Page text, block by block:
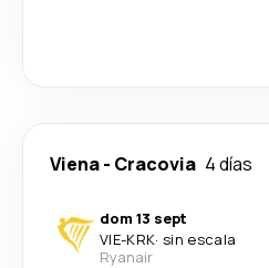
Viena- Cracovia 4 días
dom 13 sept
VIE-KRK· sin escala
Ryanair